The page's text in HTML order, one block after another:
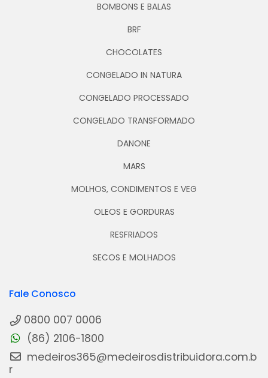
BOMBONS E BALAS
BRF
CHOCOLATES
CONGELADO IN NATURA
CONGELADO PROCESSADO
CONGELADO TRANSFORMADO
DANONE
MARS
MOLHOS, CONDIMENTOS E VEG
OLEOS E GORDURAS
RESFRIADOS
SECOS E MOLHADOS
Fale Conosco
0800 007 0006
(86) 2106-1800
medeiros365@medeirosdistribuidora.com.b
r